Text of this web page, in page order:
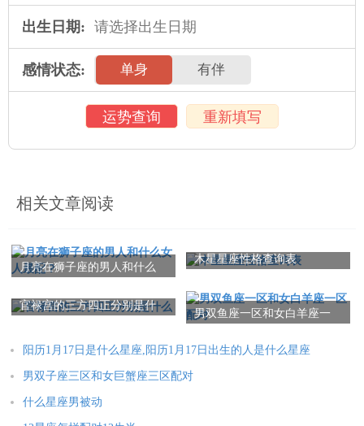
天秤座也是俊男美女最多的一个星座，也具有创作的天份，人缘
属龙人2025年全年运势详解
属马人2025年全年运势详解
属猴人2025年全年运势详解 属鸡人2025年全年运势详解
属狗人2025年全年运势详解 属猪人2025年全年运势详解
出生日期:
感情状态: 单身 有伴
运势查询 重新填写
相关文章阅读
月亮在狮子座的男人和什么
木星星座性格查询表
官禄宫的三方四正分别是什
男双鱼座一区和女白羊座一
阳历1月17日是什么星座,阳历1月17日出生的人是什么星座
男双子座三区和女巨蟹座三区配对
什么星座男被动